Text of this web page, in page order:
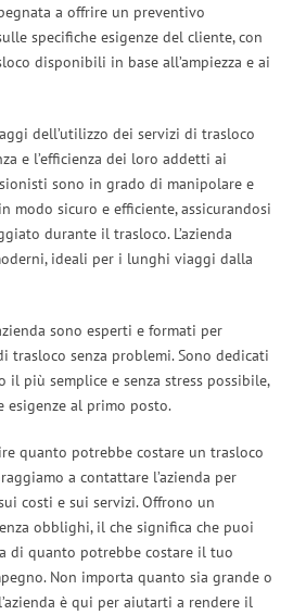
a offrire un preventivo
specifiche esigenze del cliente, con
disponibili in base all’ampiezza e ai
dell’utilizzo dei servizi di trasloco
e l’efficienza dei loro addetti ai
sono in grado di manipolare e
modo sicuro e efficiente, assicurandosi
durante il trasloco. L’azienda
ideali per i lunghi viaggi dalla
sono esperti e formati per
trasloco senza problemi. Sono dedicati
il più semplice e senza stress possibile,
esigenze al primo posto.
quanto potrebbe costare un trasloco
a contattare l’azienda per
costi e sui servizi. Offrono un
obblighi, il che significa che puoi
di quanto potrebbe costare il tuo
Non importa quanto sia grande o
è qui per aiutarti a rendere il